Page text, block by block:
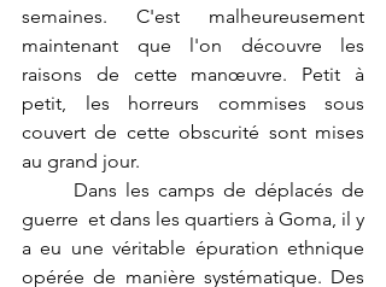
semaines. C'est malheureusement
maintenant que l'on découvre les
raisons de cette manœuvre. Petit à
petit, les horreurs commises sous
couvert de cette obscurité sont mises
au grand jour.
guerre  et dans les quartiers à Goma, il y
a eu une véritable épuration ethnique
opérée de manière systématique. Des